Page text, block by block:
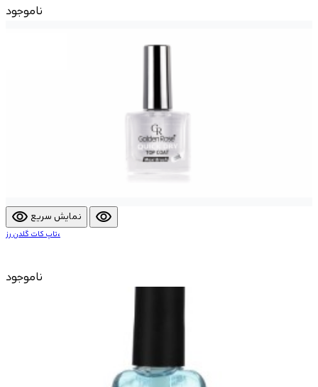
ناموجود
visibility نمایش سریع visibility
تاپ کات گلدن رز،
ناموجود